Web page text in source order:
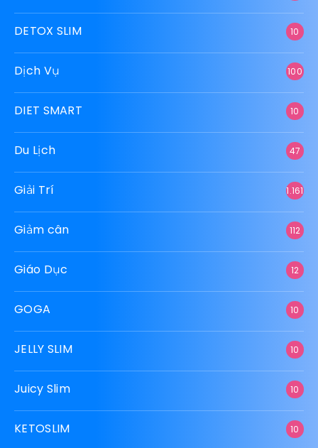
DETOX SLIM 10
Dịch Vụ 100
DIET SMART 10
Du Lịch 47
Giải Trí 1.161
Giảm cân 112
Giáo Dục 12
GOGA 10
JELLY SLIM 10
Juicy Slim 10
KETOSLIM 10